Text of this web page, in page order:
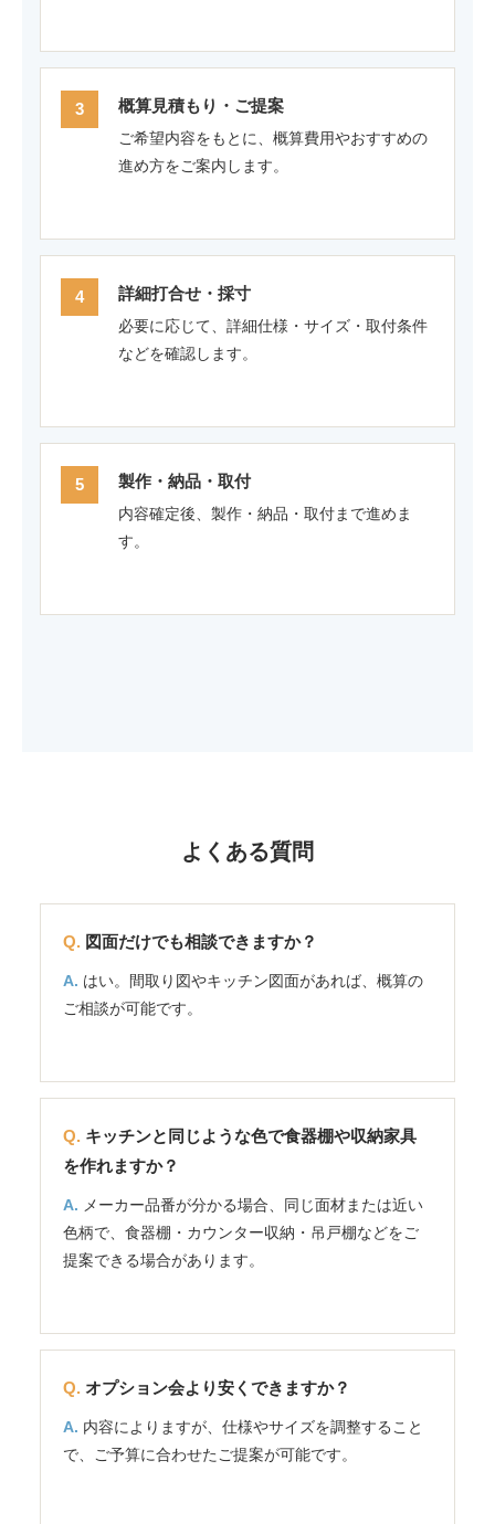
概算見積もり・ご提案
ご希望内容をもとに、概算費用やおすすめの
進め方をご案内します。
詳細打合せ・採寸
必要に応じて、詳細仕様・サイズ・取付条件
などを確認します。
製作・納品・取付
内容確定後、製作・納品・取付まで進めま
す。
よくある質問
図面だけでも相談できますか？
はい。間取り図やキッチン図面があれば、概算の
ご相談が可能です。
キッチンと同じような色で食器棚や収納家具
を作れますか？
メーカー品番が分かる場合、同じ面材または近い
色柄で、食器棚・カウンター収納・吊戸棚などをご
提案できる場合があります。
オプション会より安くできますか？
内容によりますが、仕様やサイズを調整すること
で、ご予算に合わせたご提案が可能です。